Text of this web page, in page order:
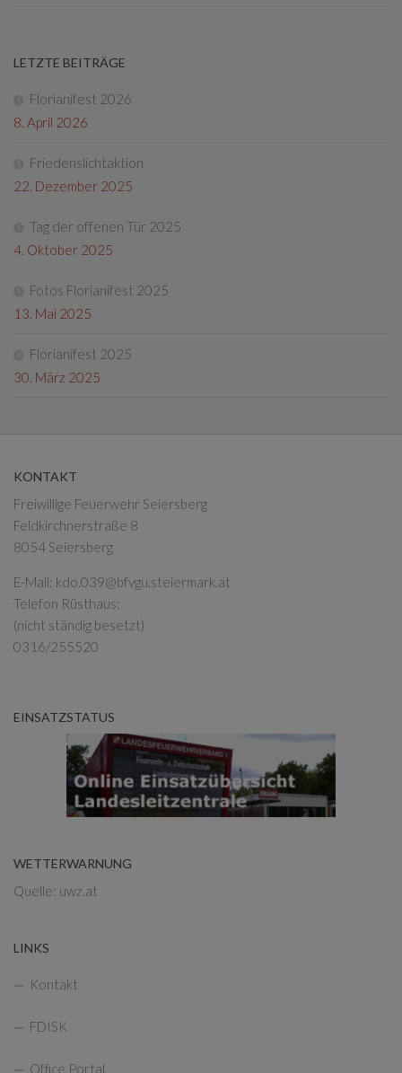
LETZTE BEITRÄGE
Florianifest 2026
8. April 2026
Friedenslichtaktion
22. Dezember 2025
Tag der offenen Tür 2025
4. Oktober 2025
Fotos Florianifest 2025
13. Mai 2025
Florianifest 2025
30. März 2025
KONTAKT
Freiwillige Feuerwehr Seiersberg
Feldkirchnerstraße 8
8054 Seiersberg
E-Mail: kdo.039@bfvgu.steiermark.at
Telefon Rüsthaus:
(nicht ständig besetzt)
0316/255520
EINSATZSTATUS
WETTERWARNUNG
Quelle: uwz.at
LINKS
Kontakt
FDISK
Office Portal